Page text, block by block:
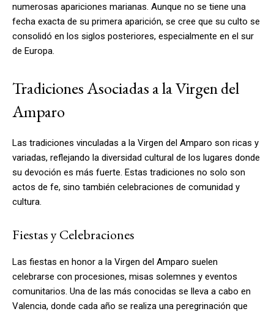
numerosas apariciones marianas. Aunque no se tiene una
fecha exacta de su primera aparición, se cree que su culto se
consolidó en los siglos posteriores, especialmente en el sur
de Europa.
Tradiciones Asociadas a la Virgen del
Amparo
Las tradiciones vinculadas a la Virgen del Amparo son ricas y
variadas, reflejando la diversidad cultural de los lugares donde
su devoción es más fuerte. Estas tradiciones no solo son
actos de fe, sino también celebraciones de comunidad y
cultura.
Fiestas y Celebraciones
Las fiestas en honor a la Virgen del Amparo suelen
celebrarse con procesiones, misas solemnes y eventos
comunitarios. Una de las más conocidas se lleva a cabo en
Valencia, donde cada año se realiza una peregrinación que